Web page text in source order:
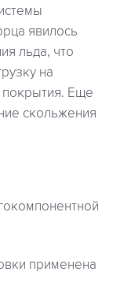
явилось
льда, что
на
покрытия. Еще
скольжения
применена